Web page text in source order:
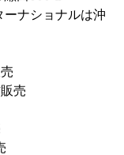
ショナルは沖
売